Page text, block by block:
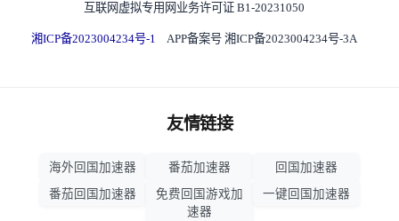
互联网虚拟专用网业务许可证 B1-20231050
湘ICP备2023004234号-1 APP备案号 湘ICP备2023004234号-3A
友情链接
海外回国加速器 番茄加速器
回国加速器
番茄回国加速器
免费回国游戏加
速器
一键回国加速器